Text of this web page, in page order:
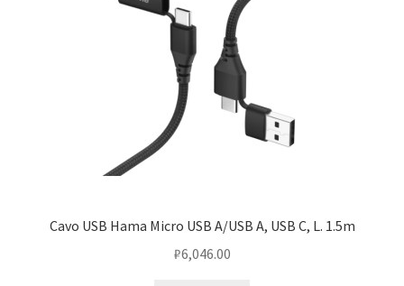
Cavo USB Hama Micro USB A/USB A, USB C, L. 1.5m
₽6,046.00